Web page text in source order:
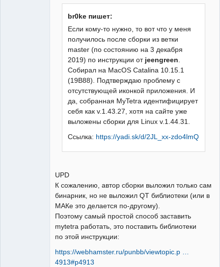
br0ke пишет:
Если кому-то нужно, то вот что у меня
получилось после сборки из ветки
master (по состоянию на 3 декабря
2019) по инструкции от jeengreen
Собирал на MacOS Catalina 10.15.1
(19B88). Подтверждаю проблему с
отсутствующей иконкой приложения. И
да, собранная MyTetra идентифицирует
себя как v.1.43.27, хотя на сайте уже
выложены сборки для Linux v.1.44.31.
Ссылка: https://yadi.sk/d/2JL_xx-zdo4lmQ
UPD
К сожалению, автор сборки выложил только сам
бинарник, но не выложил QT библиотеки (или в
МАКе это делается по-другому).
Поэтому самый простой способ заставить
mytetra работать, это поставить библиотеки
по этой инструкции:
https://webhamster.ru/punbb/viewtopic.p …
4913#p4913